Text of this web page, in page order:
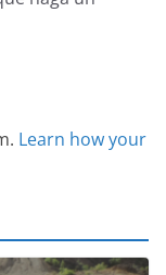
Learn how your